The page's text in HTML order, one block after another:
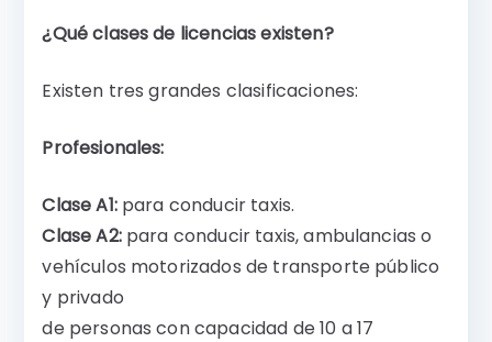
¿Qué clases de licencias existen?
Existen tres grandes clasificaciones:
Profesionales:
Clase A1:para conducir taxis.
Clase A2:para conducir taxis, ambulancias o
vehículos motorizados de transporte público
y privado
de personas con capacidad de 10 a 17